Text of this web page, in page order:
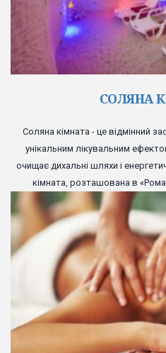
СОЛЯНА
Соляна кімната - це відмінний
унікальним лікувальним
очищає дихальні шляхи і
кімната, розташована в
комфортними лежаками і
прекрасно відтворена
повноцінне